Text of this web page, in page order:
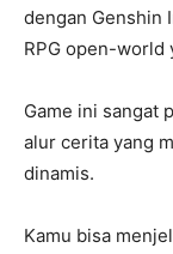
dengan Genshin
RPG open-world
Game ini sangat
alur cerita yang
dinamis.
Kamu bisa